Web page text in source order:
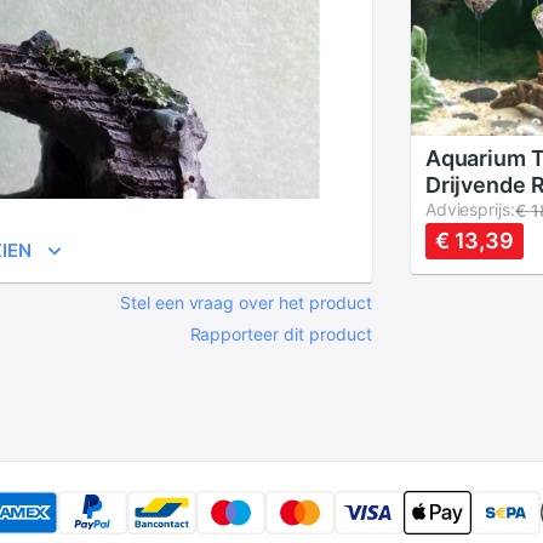
Stel een vraag over het product
Rapporteer dit product
Aquarium
Drijvende
Aquarium
Adviesprijs:€
€ 13,39